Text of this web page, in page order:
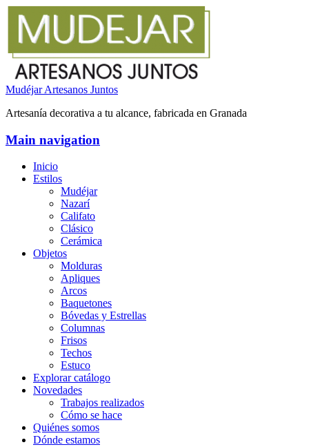
Mudéjar Artesanos Juntos
Artesanía decorativa a tu alcance, fabricada en Granada
Main navigation
Inicio
Estilos
Mudéjar
Nazarí
Califato
Clásico
Cerámica
Objetos
Molduras
Apliques
Arcos
Baquetones
Bóvedas y Estrellas
Columnas
Frisos
Techos
Estuco
Explorar catálogo
Novedades
Trabajos realizados
Cómo se hace
Quiénes somos
Dónde estamos